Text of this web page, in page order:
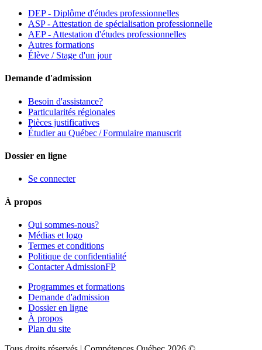
DEP - Diplôme d'études professionnelles
ASP - Attestation de spécialisation professionnelle
AEP - Attestation d'études professionnelles
Autres formations
Élève / Stage d'un jour
Demande d'admission
Besoin d'assistance?
Particularités régionales
Pièces justificatives
Étudier au Québec / Formulaire manuscrit
Dossier en ligne
Se connecter
À propos
Qui sommes-nous?
Médias et logo
Termes et conditions
Politique de confidentialité
Contacter AdmissionFP
Programmes et formations
Demande d'admission
Dossier en ligne
À propos
Plan du site